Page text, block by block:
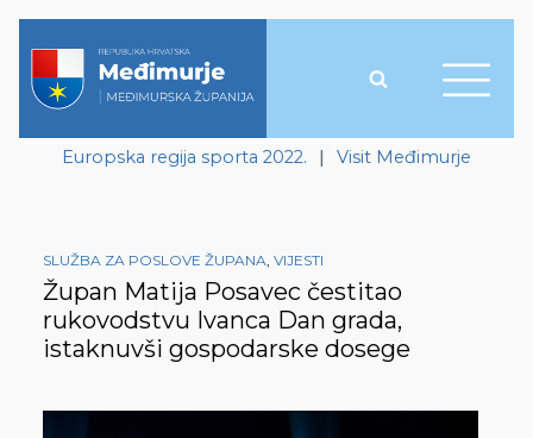
Europska regija sporta 2022. | Visit Međimurje
SLUŽBA ZA POSLOVE ŽUPANA, VIJESTI
Župan Matija Posavec čestitao
rukovodstvu Ivanca Dan grada,
istaknuvši gospodarske dosege